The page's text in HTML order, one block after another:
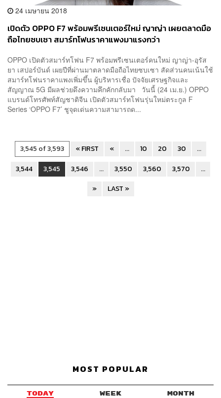
24 เมษายน 2018
เปิดตัว OPPO F7 พร้อมพรีเซนเตอร์ใหม่ ญาญ่า เผยตลาดมือ
ถือไทยซบเซา สมาร์ทโฟนราคาแพงมาแรงกว่า
OPPO เปิดตัวสมาร์ทโฟน F7 พร้อมพรีเซนเตอร์คนใหม่ ญาญ่า-อุรัส
ยา เสปอร์บันด์ เผยปีที่ผ่านมาตลาดมือถือไทยซบเซา สัดส่วนคนเน้นใช้
สมาร์ทโฟนราคาแพงเพิ่มขึ้น ผู้บริหารเชื่อ ปัจจัยเศรษฐกิจและ
สัญญาณ 5G มีผลช่วยดึงความคึกคักกลับมา วันนี้ (24 เม.ย.) OPPO
แบรนด์โทรศัพท์สัญชาติจีน เปิดตัวสมาร์ทโฟนรุ่นใหม่ตระกูล F
Series ‘OPPO F7’ ชูจุดเด่นความสามารถด...
3,545 of 3,593 « FIRST « ... 10 20 30
...
3,544
3,545 3,546 ... 3,550 3,560 3,570
...
»
LAST »
MOST POPULAR
TODAY WEEK MONTH